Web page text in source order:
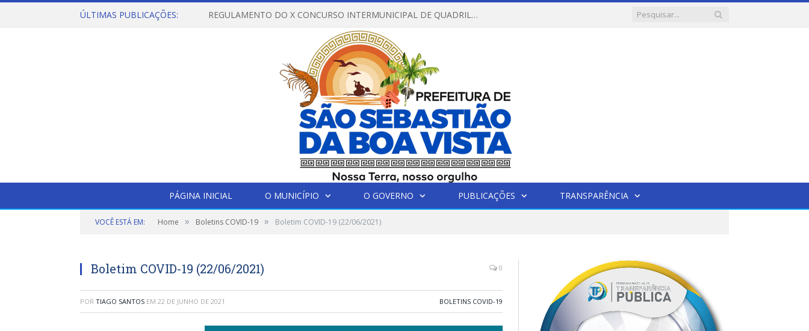
ÚLTIMAS PUBLICAÇÕES: REGULAMENTO DO X CONCURSO INTERMUNICIPAL DE QUADRILHAS JUNINAS – 2026 – ARRAIÁ DA VENEZA
PÁGINA INICIAL O MUNICÍPIO O GOVERNO PUBLICAÇÕES TRANSPARÊNCIA
VOCÊ ESTÁ EM: Home » Boletins COVID-19 » Boletim COVID-19 (22/06/2021)
Boletim COVID-19 (22/06/2021) 0
POR TIAGO SANTOS EM 22 DE JUNHO DE 2021 BOLETINS COVID-19